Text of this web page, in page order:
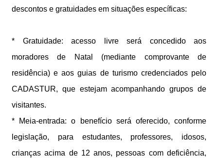
descontos e gratuidades em situações específicas:
* Gratuidade: acesso livre será concedido aos
moradores de Natal (mediante comprovante de
residência) e aos guias de turismo credenciados pelo
CADASTUR, que estejam acompanhando grupos de
visitantes.
* Meia-entrada: o benefício será oferecido, conforme
legislação, para estudantes, professores, idosos,
crianças acima de 12 anos, pessoas com deficiência,